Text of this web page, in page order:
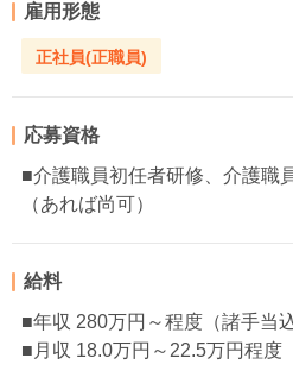
雇用形態
正社員(正職員)
応募資格
■介護職員初任者研修、介護職
（あれば尚可）
給料
■年収 280万円～程度（諸手当込
■月収 18.0万円～22.5万円程度